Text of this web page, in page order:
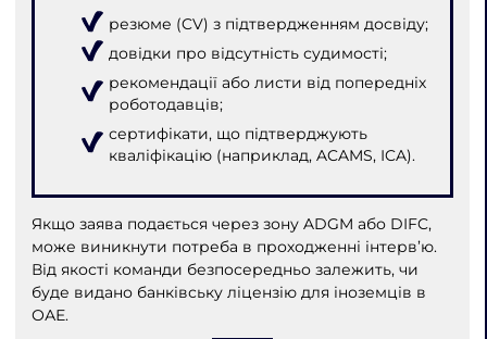
резюме (CV) з підтвердженням досвіду;
довідки про відсутність судимості;
рекомендації або листи від попередніх
роботодавців;
сертифікати, що підтверджують
кваліфікацію (наприклад, ACAMS, ICA).
Якщо заява подається через зону ADGM або DIFC,
може виникнути потреба в проходженні інтерв’ю.
Від якості команди безпосередньо залежить, чи
буде видано банківську ліцензію для іноземців в
ОАЕ.